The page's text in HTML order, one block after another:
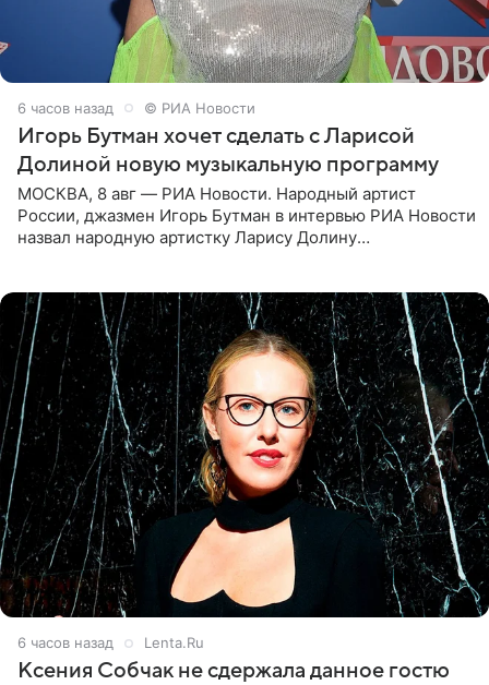
6 часов назад © РИА Новости
Игорь Бутман хочет сделать с Ларисой
Долиной новую музыкальную программу
МОСКВА, 8 авг — РИА Новости. Народный артист
России, джазмен Игорь Бутман в интервью РИА Новости
назвал народную артистку Ларису Долину
6 часов назад Lenta.Ru
Ксения Собчак не сдержала данное гостю